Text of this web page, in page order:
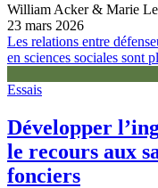
William Acker & Marie
23 mars 2026
Les relations entre
en sciences sociales sont
Essais
Développer
le recours aux
fonciers